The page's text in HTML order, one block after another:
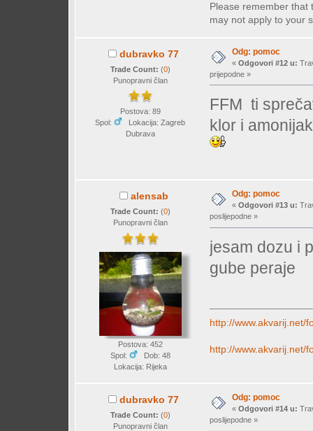
Please remember that
may not apply to your
dubravko 77
Trade Count: (0)
Punopravni član
Postova: 89
Spol:
Lokacija: Zagreb
Dubrava
Odg: pomoc
« Odgovori #12 u:
prijepodne »
FFM ti
klor i
alensab
Trade Count: (0)
Punopravni član
Postova: 452
Spol:
Dob: 48
Lokacija: Rijeka
Odg: pomoc
« Odgovori #13 u:
poslijepodne »
jesam dozu i
gube peraje
http://www.akvarij.net/
http://www.akvarij.net/
dubravko 77
Trade Count: (0)
Punopravni član
Odg: pomoc
« Odgovori #14 u:
poslijepodne »